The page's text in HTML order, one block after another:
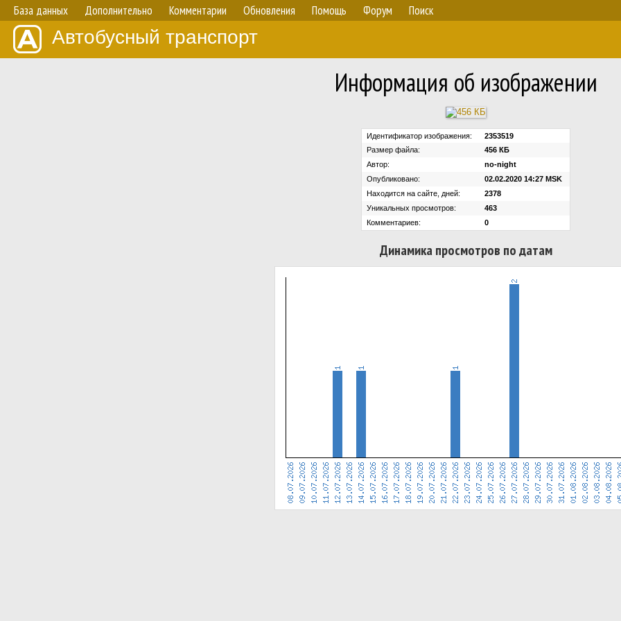
База данных Дополнительно Комментарии Обновления Помощь Форум Поиск
Автобусный транспорт
Информация об изображении
Идентификатор изображения:
2353519
Размер файла:
456 КБ
Автор:
no-night
Опубликовано:
02.02.2020 14:27 MSK
Находится на сайте, дней:
2378
Уникальных просмотров:
463
Комментариев:
0
Динамика просмотров по датам